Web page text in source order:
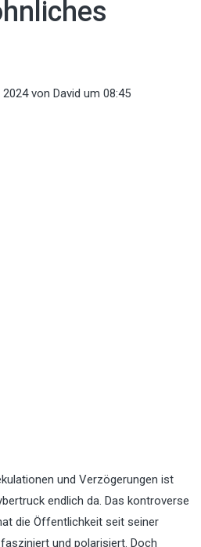
2024von David um 08:45
und Verzögerungen ist
endlich da. Das kontroverse
die Öffentlichkeit seit seiner
und polarisiert. Doch